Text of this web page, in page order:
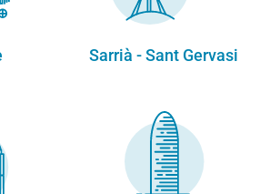
Sarrià - Sant Gervasi